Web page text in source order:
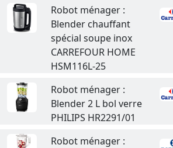
Robot ménager :
Blender chauffant
spécial soupe inox
CARREFOUR HOME
HSM116L-25
Robot ménager :
Blender 2 L bol verre
PHILIPS HR2291/01
Robot ménager :